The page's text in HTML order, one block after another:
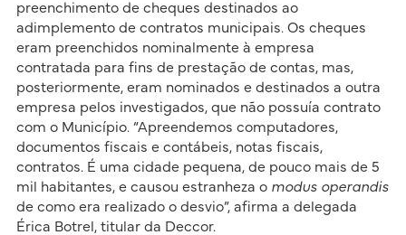
preenchimento de cheques destinados ao
adimplemento de contratos municipais. Os cheques
eram preenchidos nominalmente à empresa
contratada para fins de prestação de contas, mas,
posteriormente, eram nominados e destinados a outra
empresa pelos investigados, que não possuía contrato
com o Município. “Apreendemos computadores,
documentos fiscais e contábeis, notas fiscais,
contratos. É uma cidade pequena, de pouco mais de 5
mil habitantes, e causou estranheza omodus operandis
de como era realizado o desvio”, afirma a delegada
Érica Botrel, titular da Deccor.